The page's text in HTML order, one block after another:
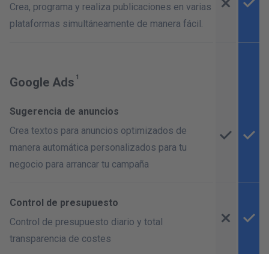
Crea, programa y realiza publicaciones en varias
plataformas simultáneamente de manera fácil.
Google Ads
Sugerencia de anuncios
Crea textos para anuncios optimizados de
manera automática personalizados para tu
negocio para arrancar tu campaña
Control de presupuesto
Control de presupuesto diario y total
transparencia de costes